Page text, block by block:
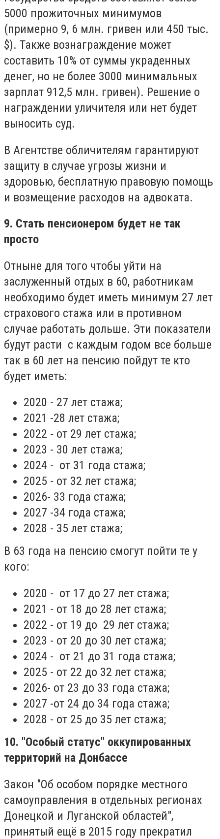
5000 прожиточных минимумов
(примерно 9, 6 млн. гривен или 450 тыс.
$). Также вознаграждение может
составить 10% от суммы украденных
денег, но не более 3000 минимальных
зарплат 912,5 млн. гривен). Решение о
награждении уличителя или нет будет
выносить суд.
В Агентстве обличителям гарантируют
защиту в случае угрозы жизни и
здоровью, бесплатную правовую помощь
и возмещение расходов на адвоката.
9. Стать пенсионером будет не так
просто
Отныне для того чтобы уйти на
заслуженный отдых в 60, работникам
необходимо будет иметь минимум 27 лет
страхового стажа или в противном
случае работать дольше. Эти показатели
будут расти с каждым годом все больше
так в 60 лет на пенсию пойдут те кто
будет иметь:
2020 - 27 лет стажа;
2021 -28 лет стажа;
2022 - от 29 лет стажа;
2023 - 30 лет стажа;
2024 - от 31 года стажа;
2025 - от 32 лет стажа;
2026- 33 года стажа;
2027 -34 года стажа;
2028 - 35 лет стажа;
В 63 года на пенсию смогут пойти те у
кого:
2020 - от 17 до 27 лет стажа;
2021 - от 18 до 28 лет стажа;
2022 - от 19 до 29 лет стажа;
2023 - от 20 до 30 лет стажа;
2024 - от 21 до 31 года стажа;
2025 - от 22 до 32 лет стажа;
2026- от 23 до 33 года стажа;
2027 -от 24 до 34 года стажа;
2028 - от 25 до 35 лет стажа;
10. "Особый статус" оккупированных
территорий на Донбассе
Закон "Об особом порядке местного
самоуправления в отдельных регионах
Донецкой и Луганской областей",
принятый ещё в 2015 году прекратил